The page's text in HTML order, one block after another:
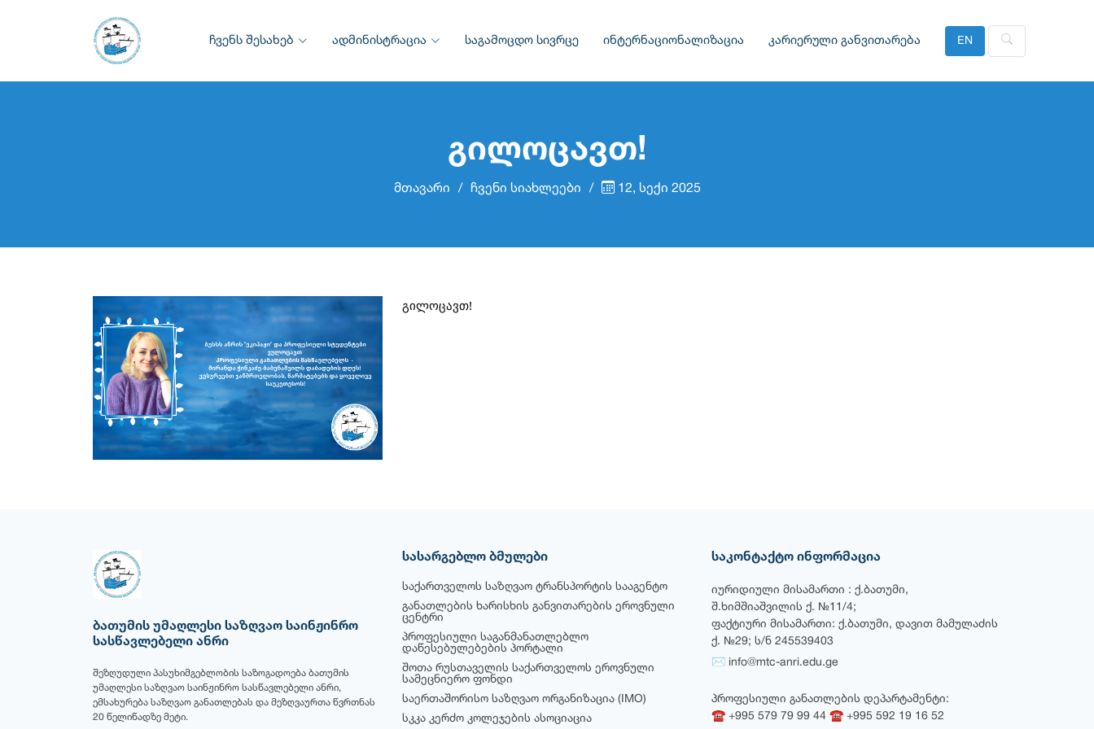
ჩვენს შესახებ ადმინისტრაცია საგამოცდო სივრცე ინტერნაციონალიზაცია კარიერული განვითარება EN
გილოცავთ!
მთავარი ჩვენი სიახლეები 12, სექი 2025
გილოცავთ!
ბათუმის უმაღლესი საზღვაო საინჟინრო
სასწავლებელი ანრი
შეზღუდული პასუხიმგებლობის საზოგადოება ბათუმის
უმაღლესი საზღვაო საინჟინრო სასწავლებელი ანრი,
ემსახურება საზღვაო განათლებას და მეზღვაურთა წვრთნას
20 წელიწადზე მეტი.
სასარგებლო ბმულები
საქართველოს საზღვაო ტრანსპორტის სააგენტო
განათლების ხარისხის განვითარების ეროვნული
ცენტრი
პროფესიული საგანმანათლებლო
დაწესებულებების პორტალი
შოთა რუსთაველის საქართველოს ეროვნული
სამეცნიერო ფონდი
საერთაშორისო საზღვაო ორგანიზაცია (IMO)
სკკა კერძო კოლეჯების ასოციაცია
საკონტაქტო ინფორმაცია
იურიდიული მისამართი : ქ.ბათუმი,
შ.ხიმშიაშვილის ქ. №11/4;
ფაქტიური მისამართი: ქ.ბათუმი, დავით მამულაძის
ქ. №29; ს/ნ 245539403
✉ info@mtc-anri.edu.ge
პროფესიული განათლების დეპარტამენტი:
☎ +995 579 79 99 44 ☎ +995 592 19 16 52